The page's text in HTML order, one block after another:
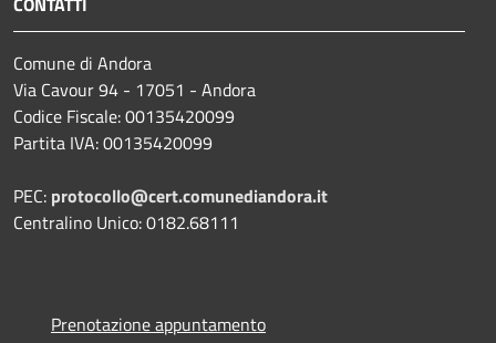
Comune di Andora
Via Cavour 94 - 17051 - Andora
Codice Fiscale: 00135420099
Partita IVA: 00135420099
PEC: protocollo@cert.comunediandora.it
Centralino Unico: 0182.68111
Prenotazione appuntamento